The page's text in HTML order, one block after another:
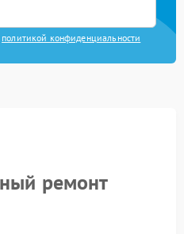
политикой конфиденциальности
ремонт